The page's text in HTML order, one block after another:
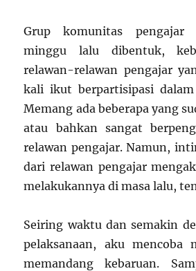
Grup komunitas pengajar
minggu lalu dibentuk,
relawan-relawan pengajar
kali ikut berpartisipasi
Memang ada beberapa yang
atau bahkan sangat
relawan pengajar. Namun,
dari relawan pengajar
melakukannya di masa lalu,
Seiring waktu dan semakin
pelaksanaan, aku mencoba
memandang kebaruan.